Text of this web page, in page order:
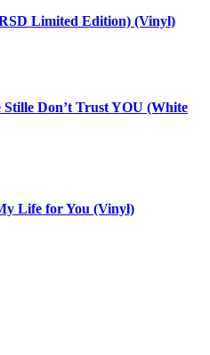
Limited Edition) (Vinyl)
Don’t Trust YOU (White
Life for You (Vinyl)